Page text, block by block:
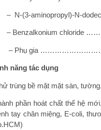
N-(3-aminopropyl)-N-
Benzalkonium
Phụ gia
năng tác dụng
trùng bề mặt mặt sàn,
phần hoát chất thế hệ
tay chân miệng, E-coli,